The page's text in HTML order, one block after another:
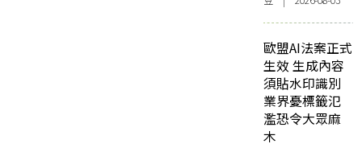
歐盟AI法案正式
生效 生成內容
須貼水印識別
業界憂標籤氾
濫恐令大眾麻
木